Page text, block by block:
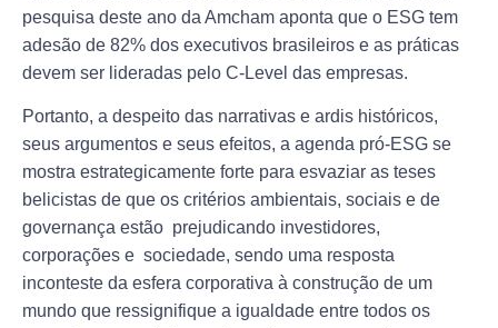
pesquisa deste ano da Amcham aponta que o ESG tem
adesão de 82% dos executivos brasileiros e as práticas
devem ser lideradas pelo C-Level das empresas.
Portanto, a despeito das narrativas e ardis históricos,
seus argumentos e seus efeitos, a agenda pró-ESG se
mostra estrategicamente forte para esvaziar as teses
belicistas de que os critérios ambientais, sociais e de
governança estão prejudicando investidores,
corporações e sociedade, sendo uma resposta
inconteste da esfera corporativa à construção de um
mundo que ressignifique a igualdade entre todos os